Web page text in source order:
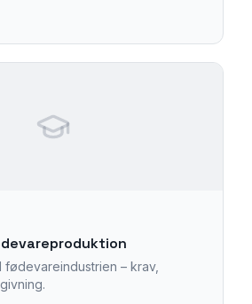
fødevareindustrien – krav,